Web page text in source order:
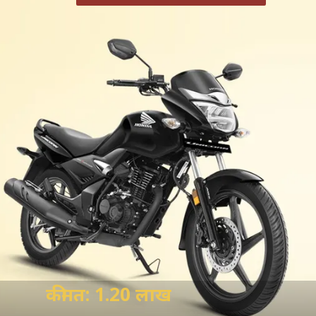
कीमत: 1.20 लाख